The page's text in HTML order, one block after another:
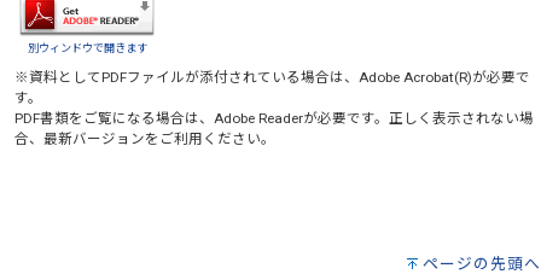
別ウィンドウで開きます
※資料としてPDFファイルが添付されている場合は、Adobe Acrobat(R)が必要で
す。
PDF書類をご覧になる場合は、Adobe Readerが必要です。正しく表示されない場
合、最新バージョンをご利用ください。
ページの先頭へ